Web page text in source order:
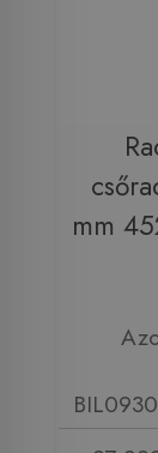
mm